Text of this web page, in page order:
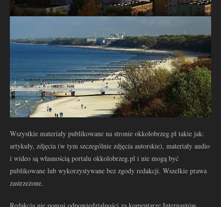
Wszystkie materiały publikowane na stronie okkolobrzeg.pl takie jak:
artykuły, zdjęcia (w tym szczególnie zdjęcia autorskie), materiały audio
i wideo są własnością portalu okkolobrzeg.pl i nie mogą być
publikowane lub wykorzystywane bez zgody redakcji. Wszelkie prawa
zastrzeżone.
Redakcja nie ponosi odpowiedzialności za komentarze Internautów.